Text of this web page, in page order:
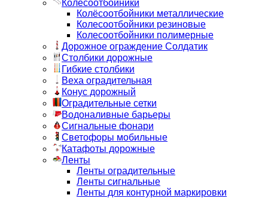
Колесоотбойники
Колёсоотбойники металлические
Колесоотбойники резиновые
Колесоотбойники полимерные
Дорожное ограждение Солдатик
Столбики дорожные
Гибкие столбики
Веха оградительная
Конус дорожный
Оградительные сетки
Водоналивные барьеры
Сигнальные фонари
Светофоры мобильные
Катафоты дорожные
Ленты
Ленты оградительные
Ленты сигнальные
Ленты для контурной маркировки